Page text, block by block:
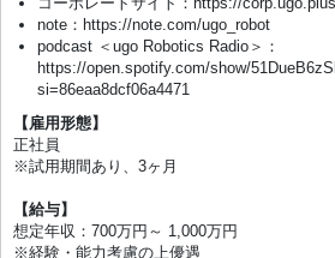
note：https://note.com/ugo_robot
podcast ＜ugo Robotics Radio＞：
https://open.spotify.com/show/
si=86eaa8dcf06a4471
【雇用形態】
正社員
※試用期間あり、3ヶ月
【給与】
想定年収：700万円～ 1,000万円
※経験・能力考慮の上優遇